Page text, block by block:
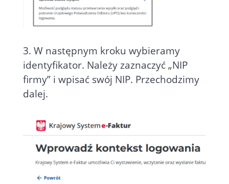
3. W następnym kroku wybieramy
identyfikator. Należy zaznaczyć „NIP
firmy” i wpisać swój NIP. Przechodzimy
dalej.